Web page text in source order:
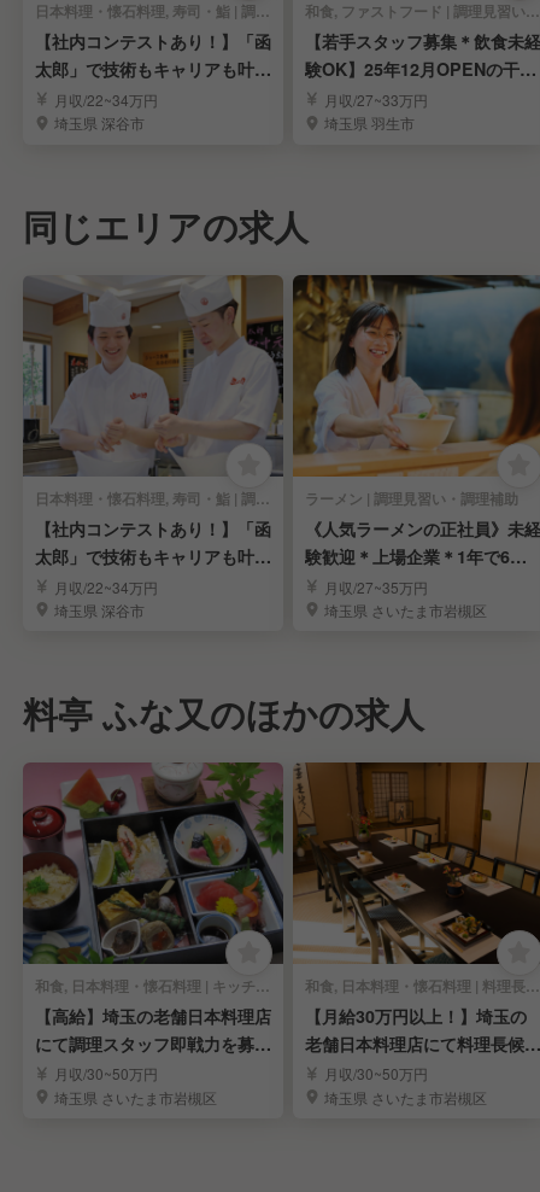
日本料理・懐石料理, 寿司・鮨 | 調理見習い・調理補助
【社内コンテストあり！】「函
太郎」で技術もキャリアも叶え
る！積極募集中！
月収/22~34万円
埼玉県 深谷市
和食, ファストフード | 調理見習い・調理補助
【若手スタッフ募集＊飲食未経
験OK】25年12月OPENの干物
食堂｜羽生市
月収/27~33万円
埼玉県 羽生市
同じエリアの求人
日本料理・懐石料理, 寿司・鮨 | 調理見習い・調理補助
【社内コンテストあり！】「函
太郎」で技術もキャリアも叶え
る！積極募集中！
月収/22~34万円
埼玉県 深谷市
ラーメン | 調理見習い・調理補助
《人気ラーメンの正社員》未経
験歓迎＊上場企業＊1年で6万
円昇給チャンスも！
月収/27~35万円
埼玉県 さいたま市岩槻区
料亭 ふな又のほかの求人
和食, 日本料理・懐石料理 | キッチンスタッフ
【高給】埼玉の老舗日本料理店
にて調理スタッフ即戦力を募
集！＊家賃補助あり
月収/30~50万円
埼玉県 さいたま市岩槻区
和食, 日本料理・懐石料理 | 料理長・料理長候補
【月給30万円以上！】埼玉の
老舗日本料理店にて料理長候補
(即戦力)募集
月収/30~50万円
埼玉県 さいたま市岩槻区